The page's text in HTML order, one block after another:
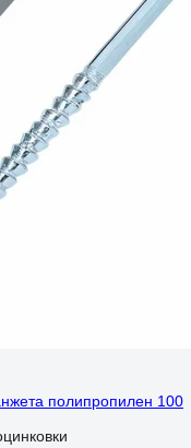
полипропилен 100